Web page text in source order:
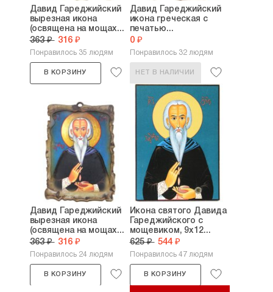
Давид Гареджийский
вырезная икона
(освящена на мощах...
363 ₽ 316 ₽
Понравилось 35 людям
В КОРЗИНУ
Давид Гареджийский
икона греческая с
печатью...
0 ₽
Понравилось 32 людям
НЕТ В НАЛИЧИИ
Давид Гареджийский
вырезная икона
(освящена на мощах...
363 ₽ 316 ₽
Понравилось 24 людям
В КОРЗИНУ
Икона святого Давида
Гареджийского с
мощевиком, 9x12...
625 ₽ 544 ₽
Понравилось 47 людям
В КОРЗИНУ